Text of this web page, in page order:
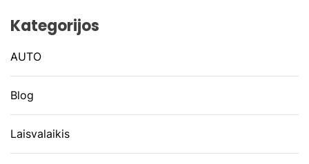
Kategorijos
AUTO
Blog
Laisvalaikis